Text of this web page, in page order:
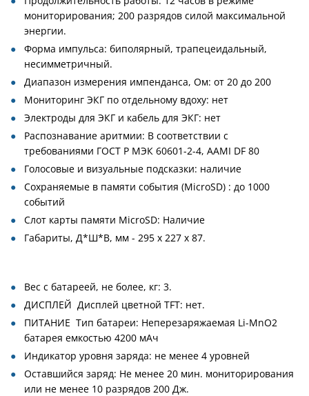
мониторирования; 200 разрядов силой максимальной
энергии.
Форма импульса: биполярный, трапецеидальный,
несимметричный.
Диапазон измерения импенданса, Ом: от 20 до 200
Мониторинг ЭКГ по отдельному вдоху: нет
Электроды для ЭКГ и кабель для ЭКГ: нет
Распознавание аритмии: В соответствии с
требованиями ГОСТ Р МЭК 60601-2-4, ААМI DF 80
Голосовые и визуальные подсказки: наличие
Сохраняемые в памяти события (MicroSD) : до 1000
событий
Слот карты памяти MicroSD: Наличие
Габариты, Д*Ш*В, мм - 295 х 227 х 87.
Вес с батареей, не более, кг: 3.
ДИСПЛЕЙ Дисплей цветной TFT: нет.
ПИТАНИЕ Тип батареи: Неперезаряжаемая Li-MnO2
батарея емкостью 4200 мАч
Индикатор уровня заряда: не менее 4 уровней
Оставшийся заряд: Не менее 20 мин. мониторирования
или не менее 10 разрядов 200 Дж.